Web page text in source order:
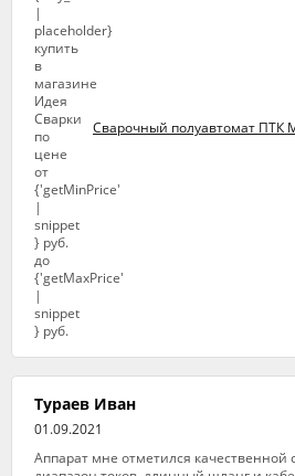
Сварочный полуавтомат ПТК
Тураев Иван
01.09.2021
Аппарат мне отметился качественной